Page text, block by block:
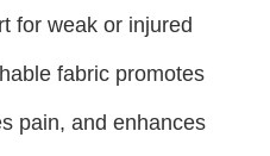
for weak or injured
fabric promotes
pain, and enhances